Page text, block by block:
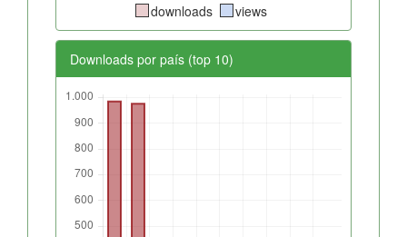
downloads views
Downloads por país (top 10)